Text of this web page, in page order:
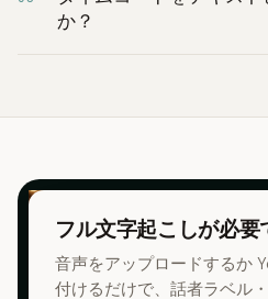
か？
フル文字起こしが必要
音声をアップロードするか
付けるだけで、話者ラベル